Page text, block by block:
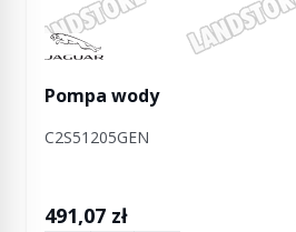
Manufactured by Jaguar
Pompa wody
C2S51205GEN
491,07 zł